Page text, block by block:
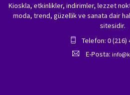
Kioskla, etkinlikler, indirimler, lezzet
moda, trend, güzellik ve sanata dair
sitesidir.
Telefon: 0 (216)
E-Posta: